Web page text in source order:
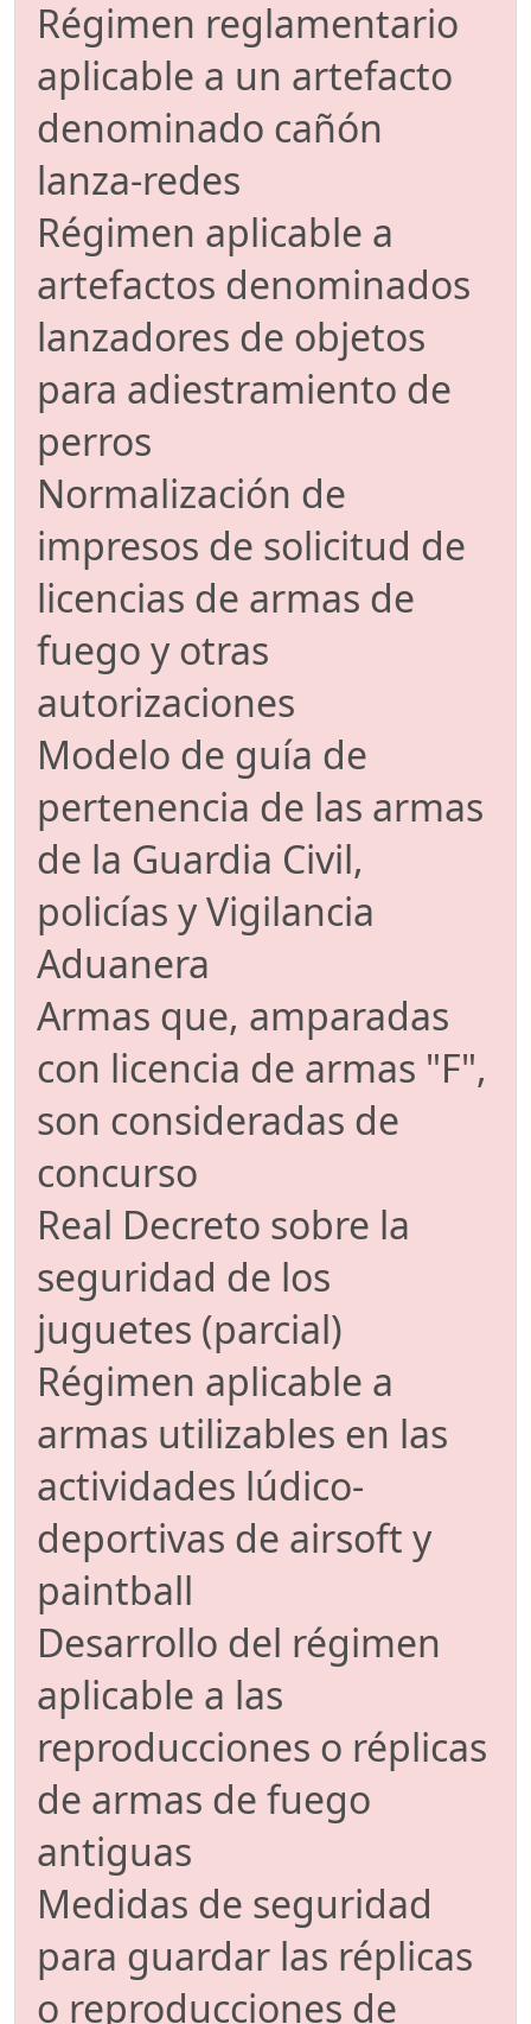
Régimen reglamentario
aplicable a un artefacto
denominado cañón
lanza-redes
Régimen aplicable a
artefactos denominados
lanzadores de objetos
para adiestramiento de
perros
Normalización de
impresos de solicitud de
licencias de armas de
fuego y otras
autorizaciones
Modelo de guía de
pertenencia de las armas
de la Guardia Civil,
policías y Vigilancia
Aduanera
Armas que, amparadas
con licencia de armas "F",
son consideradas de
concurso
Real Decreto sobre la
seguridad de los
juguetes (parcial)
Régimen aplicable a
armas utilizables en las
actividades lúdico-
deportivas de airsoft y
paintball
Desarrollo del régimen
aplicable a las
reproducciones o réplicas
de armas de fuego
antiguas
Medidas de seguridad
para guardar las réplicas
o reproducciones de